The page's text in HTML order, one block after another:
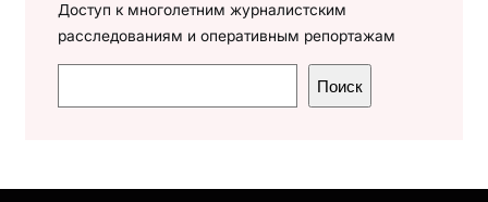
Доступ к многолетним журналистским
расследованиям и оперативным репортажам
о
к
Поиск